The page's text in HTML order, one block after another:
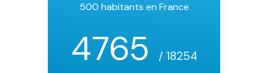
500 habitants en France
4765 / 18254